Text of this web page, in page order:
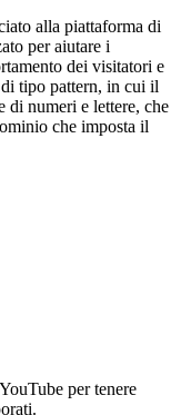
alla piattaforma di
per aiutare i
dei visitatori e
tipo pattern, in cui il
di numeri e lettere, che
che imposta il
per tenere